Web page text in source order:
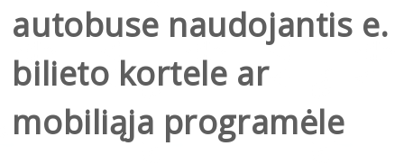
autobuse naudojantis e.
bilieto kortele ar
mobiliąja programėle